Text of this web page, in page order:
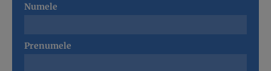
Numele
Prenumele